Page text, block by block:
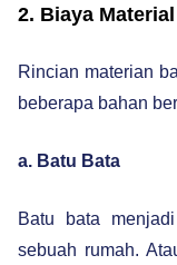
2. Biaya
Rincian materian
beberapa bahan
a. Batu Bata
Batu bata
sebuah rumah.